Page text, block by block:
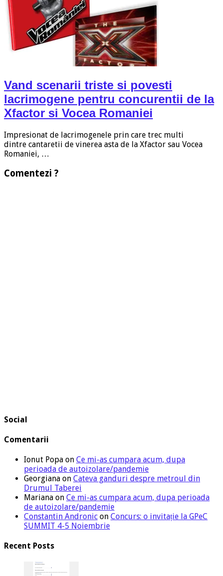
Vand scenarii triste si povesti
lacrimogene pentru concurentii de la
Xfactor si Vocea Romaniei
Impresionat de lacrimogenele prin care trec multi
dintre cantaretii de vinerea asta de la Xfactor sau Vocea
Romaniei, …
Comentezi ?
Social
Comentarii
Ionut Popa on Ce mi-as cumpara acum, dupa
perioada de autoizolare/pandemie
Georgiana on Cateva ganduri despre metroul din
Drumul Taberei
Mariana on Ce mi-as cumpara acum, dupa perioada
de autoizolare/pandemie
Constantin Andronic on Concurs: o invitație la GPeC
SUMMIT 4-5 Noiembrie
Recent Posts